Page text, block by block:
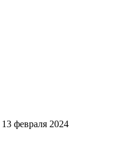
13 февраля 2024